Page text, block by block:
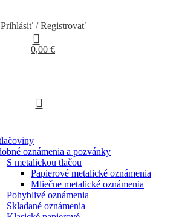
Prihlásiť / Registrovať
0,00 €
0
oznámenia a pozvánky
S metalickou tlačou
Papierové metalické oznámenia
Mliečne metalické oznámenia
Pohyblivé oznámenia
Skladané oznámenia